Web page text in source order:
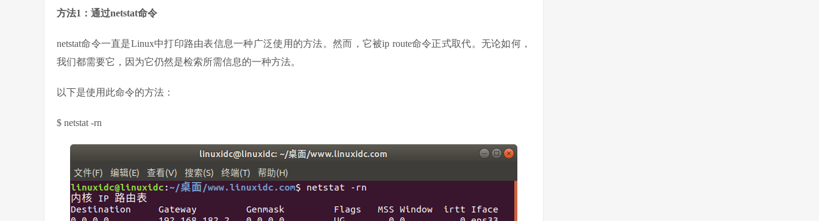
方法1：通过netstat命令
netstat命令一直是Linux中打印路由表信息一种广泛使用的方法。然而，它被ip route命令正式取代。无论如何，
我们都需要它，因为它仍然是检索所需信息的一种方法。
以下是使用此命令的方法：
$ netstat -rn